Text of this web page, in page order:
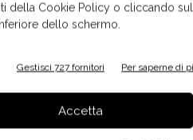
della Cookie Policy o cliccando
dello schermo.
Gestisci 727 fornitori Per saperne di
Accetta